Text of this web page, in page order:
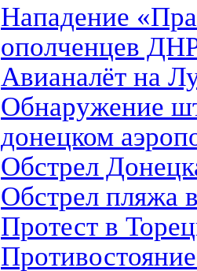
Нападение
ополченцев
Авианалёт на
Обнаружение
донецком
Обстрел
Обстрел пляжа
Протест в